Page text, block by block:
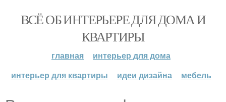
ВСЁ ОБ ИНТЕРЬЕРЕ ДЛЯ ДОМА И
КВАРТИРЫ
главная
интерьер для дома
интерьер для квартиры
идеи дизайна мебель